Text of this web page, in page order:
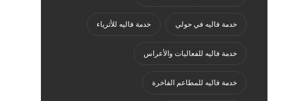
خدمة فاليه في حولي خدمة فاليه للأثرياء
خدمة فاليه للفعاليات والأعراس
خدمة فاليه للمطاعم الفاخرة